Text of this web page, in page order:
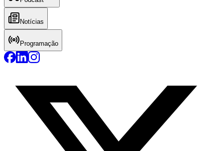
Notícias
Programação